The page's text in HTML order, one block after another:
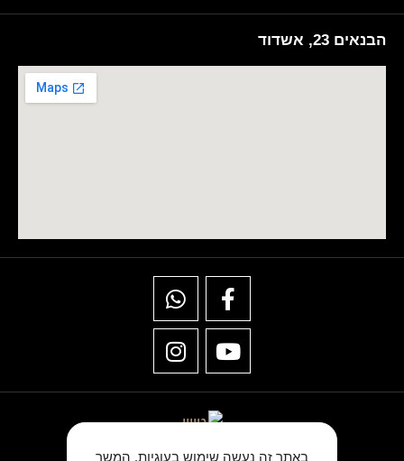
הבנאים 23, אשדוד
באתר זה נעשה שימוש בעוגיות. המשך